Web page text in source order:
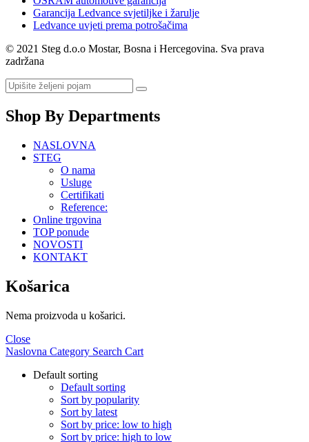
Garancija Ledvance svjetiljke i žarulje
Ledvance uvjeti prema potrošačima
© 2021 Steg d.o.o Mostar, Bosna i Hercegovina. Sva prava
zadržana
Shop By Departments
NASLOVNA
STEG
O nama
Usluge
Certifikati
Reference:
Online trgovina
TOP ponude
NOVOSTI
KONTAKT
Košarica
Nema proizvoda u košarici.
Close
Naslovna Category Search Cart
Default sorting
Default sorting
Sort by popularity
Sort by latest
Sort by price: low to high
Sort by price: high to low